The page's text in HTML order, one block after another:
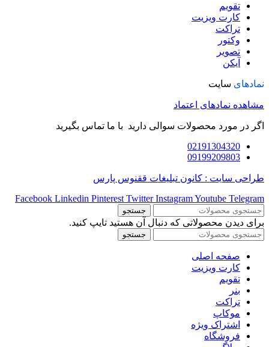
تقویم
کارت ویزیت
تراکت
وکتور
تصویر
آیکن
نمادهای سایت
مشاهده نمادهای اعتماد
اگر در مورد محصولات سوالی دارید با ما تماس بگیرید
02191304320
09199209803
طراحی سایت : کانون تبلیغات ققنوس پارس
Facebook Linkedin Pinterest Twitter InstagramYoutube Telegram
جستجو
برای دیدن محصولاتی که دنبال آن هستید تایپ کنید.
جستجو
صفحه اصلی
کارت ویزیت
تقویم
بنر
تراکت
موکاپ
اشتراک ویژه
فروشگاه